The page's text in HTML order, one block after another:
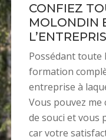
CONFIEZ
MOLONDIN
Possédant toute
formation
entreprise à
Vous pouvez me
de souci et vous
car votre